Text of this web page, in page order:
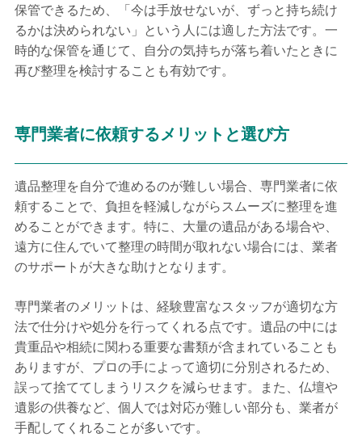
保管できるため、「今は手放せないが、ずっと持ち続け
るかは決められない」という人には適した方法です。一
時的な保管を通じて、自分の気持ちが落ち着いたときに
再び整理を検討することも有効です。
専門業者に依頼するメリットと選び方
遺品整理を自分で進めるのが難しい場合、専門業者に依
頼することで、負担を軽減しながらスムーズに整理を進
めることができます。特に、大量の遺品がある場合や、
遠方に住んでいて整理の時間が取れない場合には、業者
のサポートが大きな助けとなります。
専門業者のメリットは、経験豊富なスタッフが適切な方
法で仕分けや処分を行ってくれる点です。遺品の中には
貴重品や相続に関わる重要な書類が含まれていることも
ありますが、プロの手によって適切に分別されるため、
誤って捨ててしまうリスクを減らせます。また、仏壇や
遺影の供養など、個人では対応が難しい部分も、業者が
手配してくれることが多いです。